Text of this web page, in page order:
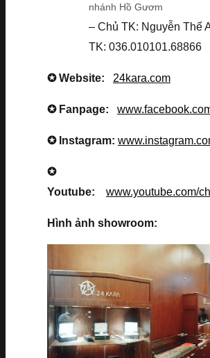
nhánh Hồ Gươm
– Chủ TK: Nguyễn Thế
TK: 036.010101.68866
✪ Website: 24kara.com
✪ Fanpage:
✪ Instagram:
✪
Youtube: www.youtube.com/
Hình ảnh showroom: